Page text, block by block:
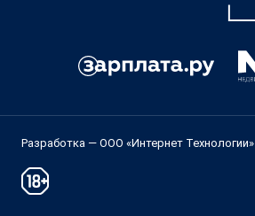
Разработка — ООО «Интернет Технологии»